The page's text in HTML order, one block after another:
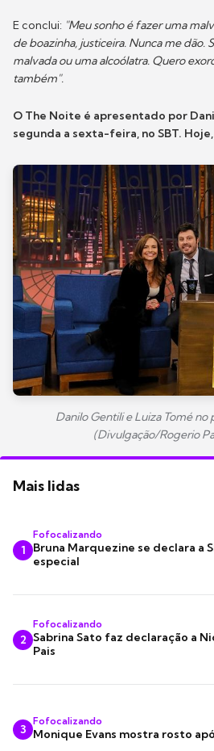
E conclui: "Meu sonho é fazer uma
de boazinha, justiceira. Nunca me dão.
malvada ou uma alcoólatra. Quero
também".
O The Noite é apresentado por
segunda a sexta-feira, no SBT.
Danilo Gentili e Luiza Tomé no
(Divulgação/Rogerio
Mais lidas
1
Fofocalizando
Bruna Marquezine se declara a
especial
2
Fofocalizando
Sabrina Sato faz declaração a
Pais
3
Fofocalizando
Monique Evans mostra rosto